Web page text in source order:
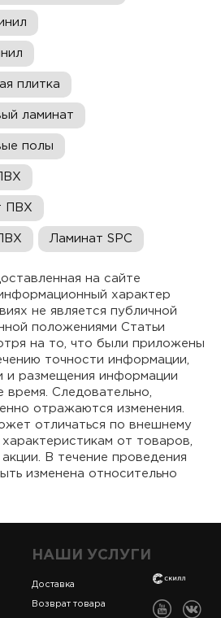
плитка
ламинат
полы
ПВХ
Ламинат SPC
на сайте
характер
не является публичной
положениями Статьи
на то, что были приложены
точности информации,
и размещения информации
время. Следовательно,
отражаются изменения.
отличаться по внешнему
от товаров,
В течение проведения
изменена относительно
НАШИ УСЛУГИ
Доставка
Возврат товара